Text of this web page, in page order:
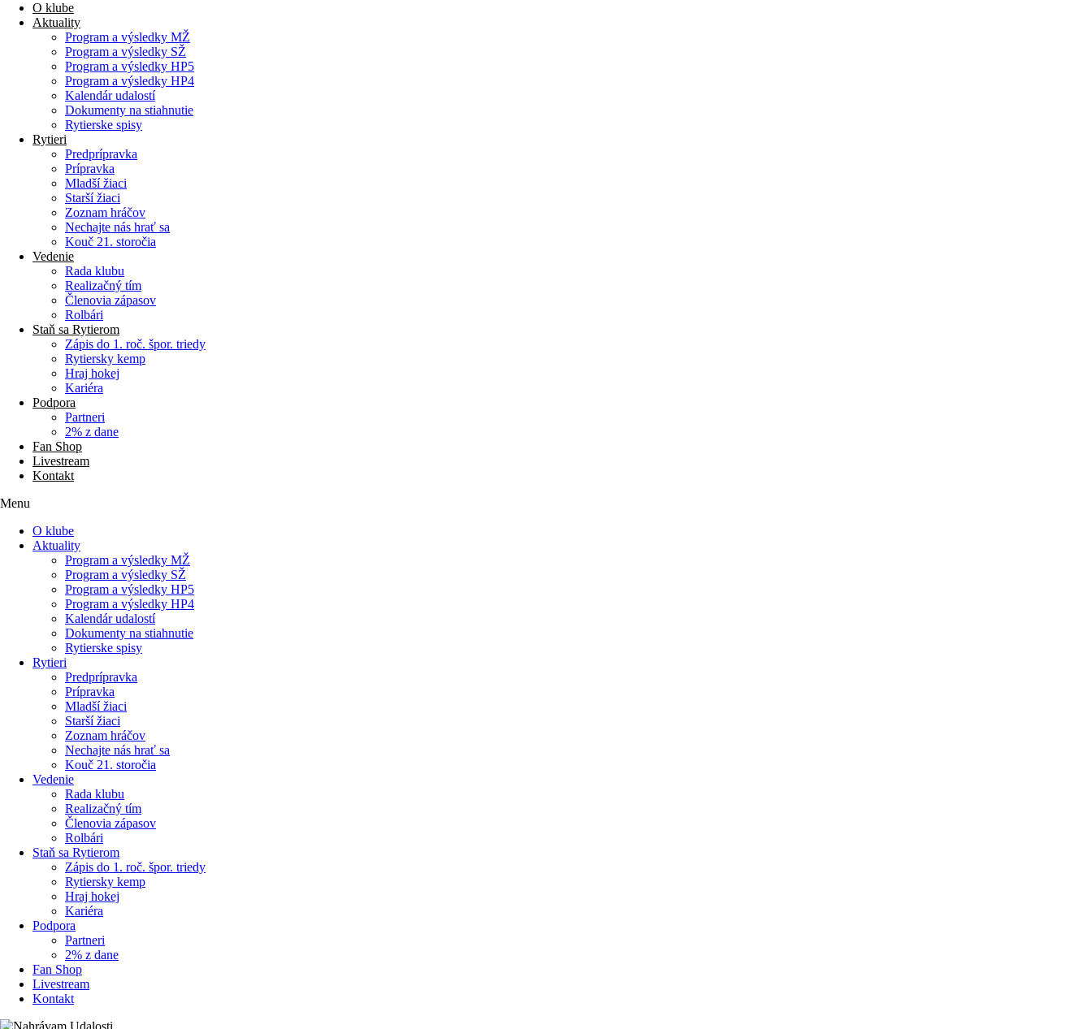
O klube
Aktuality
Program a výsledky MŽ
Program a výsledky SŽ
Program a výsledky HP5
Program a výsledky HP4
Kalendár udalostí
Dokumenty na stiahnutie
Rytierske spisy
Rytieri
Predprípravka
Prípravka
Mladší žiaci
Starší žiaci
Zoznam hráčov
Nechajte nás hrať sa
Kouč 21. storočia
Vedenie
Rada klubu
Realizačný tím
Členovia zápasov
Rolbári
Staň sa Rytierom
Zápis do 1. roč. špor. triedy
Rytiersky kemp
Hraj hokej
Kariéra
Podpora
Partneri
2% z dane
Fan Shop
Livestream
Kontakt
Menu
O klube
Aktuality
Program a výsledky MŽ
Program a výsledky SŽ
Program a výsledky HP5
Program a výsledky HP4
Kalendár udalostí
Dokumenty na stiahnutie
Rytierske spisy
Rytieri
Predprípravka
Prípravka
Mladší žiaci
Starší žiaci
Zoznam hráčov
Nechajte nás hrať sa
Kouč 21. storočia
Vedenie
Rada klubu
Realizačný tím
Členovia zápasov
Rolbári
Staň sa Rytierom
Zápis do 1. roč. špor. triedy
Rytiersky kemp
Hraj hokej
Kariéra
Podpora
Partneri
2% z dane
Fan Shop
Livestream
Kontakt